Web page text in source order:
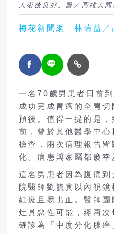
人術後良好。圖／高雄大
梅花新聞網 林瑞益／
一名70歲男患者日前
成功完成胃癌的全胃
預後。值得一提的是，
前，曾於其他醫學中
檢查，兩次病理報告皆
化。病患與家屬都慶幸
這名男患者因為腹痛
院醫師劉毓寅以內視
紅斑且易出血。醫師團
灶具惡性可能，經再次
確診為「中度分化腺癌